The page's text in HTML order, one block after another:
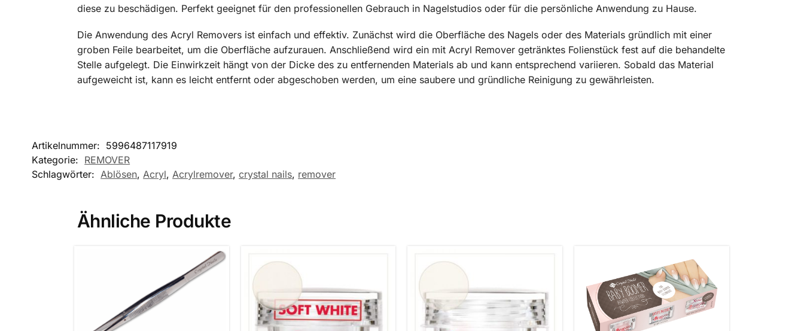
diese zu beschädigen. Perfekt geeignet für den professionellen Gebrauch in Nagelstudios oder für die persönliche Anwendung zu Hause.
Die Anwendung des Acryl Removers ist einfach und effektiv. Zunächst wird die Oberfläche des Nagels oder des Materials gründlich mit einer
groben Feile bearbeitet, um die Oberfläche aufzurauen. Anschließend wird ein mit Acryl Remover getränktes Folienstück fest auf die behandelte
Stelle aufgelegt. Die Einwirkzeit hängt von der Dicke des zu entfernenden Materials ab und kann entsprechend variieren. Sobald das Material
aufgeweicht ist, kann es leicht entfernt oder abgeschoben werden, um eine saubere und gründliche Reinigung zu gewährleisten.
Artikelnummer: 5996487117919
Kategorie: REMOVER
Schlagwörter: Ablösen,Acryl,Acrylremover,crystal nails, remover
Ähnliche Produkte